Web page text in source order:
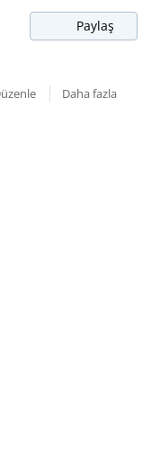
Paylaş
Daha fazla